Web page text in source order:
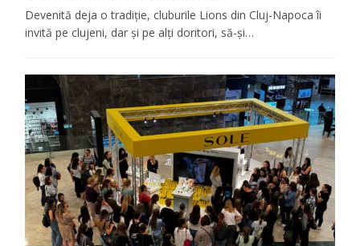
Devenită deja o tradiţie, cluburile Lions din Cluj-Napoca îi
invită pe clujeni, dar şi pe alţi doritori, să-şi…